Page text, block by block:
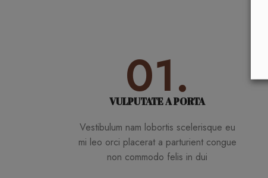
01.
VULPUTATE A PORTA
Vestibulum nam lobortis scelerisque eu
mi leo orci placerat a parturient congue
non commodo felis in dui